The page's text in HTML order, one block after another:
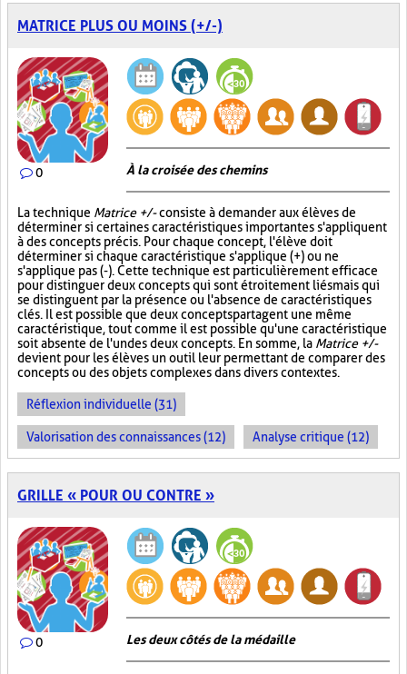
MATRICE PLUS OU MOINS (+/-)
0 À la croisée des chemins
La technique Matrice +/-consiste à demander aux élèves de
déterminer si certaines caractéristiques importantes s'appliquent
à des concepts précis. Pour chaque concept, l'élève doit
déterminer si chaque caractéristique s'applique (+) ou ne
s'applique pas (-). Cette technique est particulièrement efficace
pour distinguer deux concepts qui sont étroitement liés mais qui
se distinguent par la présence ou l'absence de caractéristiques
clés. Il est possible que deux concepts partagent une même
caractéristique, tout comme il est possible qu'une caractéristique
soit absente de l'un des deux concepts. En somme, la Matrice +/-
devient pour les élèves un outil leur permettant de comparer des
concepts ou des objets complexes dans divers contextes.
Réflexion individuelle (31)
Valorisation des connaissances (12) Analyse critique (12)
GRILLE « POUR OU CONTRE »
0 Les deux côtés de la médaille